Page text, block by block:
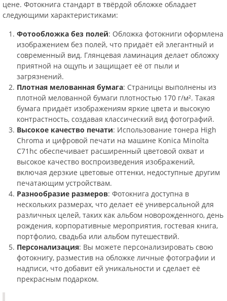
цене. Фотокнига стандарт в твёрдой обложке обладает
следующими характеристиками:
Фотообложка без полей: Обложка фотокниги оформлена
изображением без полей, что придаёт ей элегантный и
современный вид. Глянцевая ламинация делает обложку
приятной на ощупь и защищает её от пыли и
загрязнений.
Плотная мелованная бумага: Страницы выполнены из
плотной мелованной бумаги плотностью 170 г/м². Такая
бумага придаёт изображениям яркие цвета и высокую
контрастность, создавая классический вид фотографий.
Высокое качество печати: Использование тонера High
Chroma и цифровой печати на машине Konica Minolta
C71hc обеспечивает расширенный цветовой охват и
высокое качество воспроизведения изображений,
включая дерзкие цветовые оттенки, недоступные другим
печатающим устройствам.
Разнообразие размеров: Фотокнига доступна в
нескольких размерах, что делает её универсальной для
различных целей, таких как альбом новорожденного, день
рождения, корпоративные мероприятия, гостевая книга,
портфолио, свадьба или альбом путешествий.
Персонализация: Вы можете персонализировать свою
фотокнигу, разместив на обложке личные фотографии и
надписи, что добавит ей уникальности и сделает её
прекрасным подарком.